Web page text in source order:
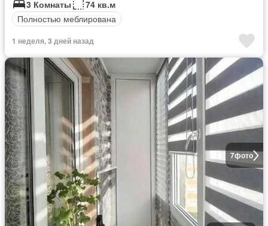
3 Комнаты
74 кв.м
Полностью меблирована
1 неделя, 3 дней назад
7фото